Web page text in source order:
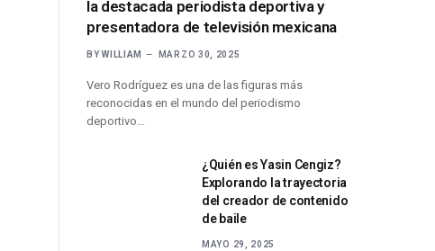
la destacada periodista deportiva y
presentadora de televisión mexicana
BY WILLIAM MARZO 30, 2025
Vero Rodríguez es una de las figuras más
reconocidas en el mundo del periodismo
deportivo…
¿Quién es Yasin Cengiz?
Explorando la trayectoria
del creador de contenido
de baile
MAYO 29, 2025